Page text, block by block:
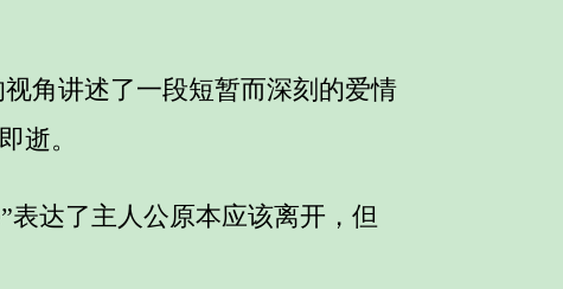
视角讲述了一段短暂而深刻的爱情
逝。
表达了主人公原本应该离开，但